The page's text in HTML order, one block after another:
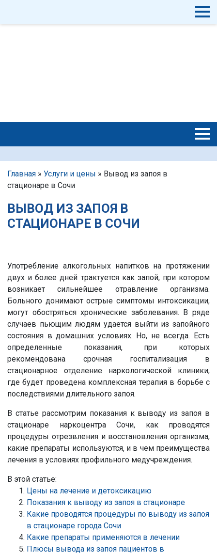
Главная » Услуги и цены » Вывод из запоя в
стационаре в Сочи
ВЫВОД ИЗ ЗАПОЯ В
СТАЦИОНАРЕ В СОЧИ
Употребление алкогольных напитков на протяжении
двух и более дней трактуется как запой, при котором
возникает сильнейшее отравление организма.
Больного донимают острые симптомы интоксикации,
могут обостряться хронические заболевания. В ряде
случаев пьющим людям удается выйти из запойного
состояния в домашних условиях. Но, не всегда. Есть
определенные показания, при которых
рекомендована срочная госпитализация в
стационарное отделение наркологической клиники,
где будет проведена комплексная терапия в борьбе с
последствиями длительного запоя.
В статье рассмотрим показания к выводу из запоя в
стационаре наркоцентра Сочи, как проводятся
процедуры отрезвления и восстановления организма,
какие препараты используются, и в чем преимущества
лечения в условиях профильного медучреждения.
В этой статье:
Цены на лечение и детоксикацию
Показания к выводу из запоя в стационаре
Какие проводятся процедуры по выводу из запоя
в стационаре города Сочи
Какие препараты применяются в лечении
Плюсы вывода из запоя пациентов в